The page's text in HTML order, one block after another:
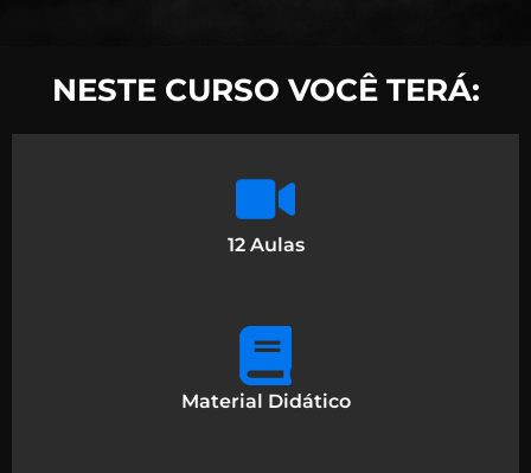
NESTE CURSO VOCÊ TERÁ:
12 Aulas
Material Didático